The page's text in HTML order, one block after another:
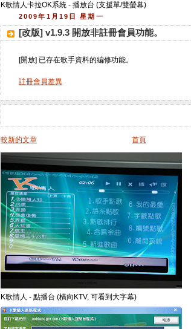
K歌情人卡拉OK系統 - 播放台 (支援單/雙螢幕)
2009年1月19日 星期一
[改版] v1.9.3 開放非註冊會員功能。
[開放] 已存在歌手資料的編修功能。
註冊會員差異
較新的文章 首頁
K歌情人 - 點播台 (橫向KTV, 可看到大字幕)